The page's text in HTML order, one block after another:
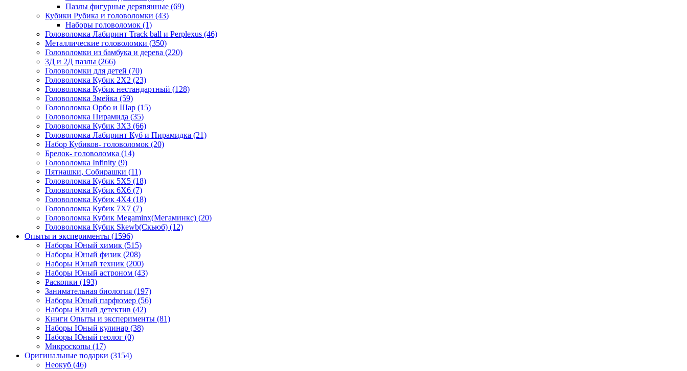
Пазлы фигурные дерявянные (69)
Кубики Рубика и головоломки (43)
Наборы головоломок (1)
Головоломка Лабиринт Track ball и Perplexus (46)
Металлические головоломки (350)
Головоломки из бамбука и дерева (220)
3Д и 2Д пазлы (266)
Головоломки для детей (70)
Головоломка Кубик 2Х2 (23)
Головоломка Кубик нестандартный (128)
Головоломка Змейка (59)
Головоломка Орбо и Шар (15)
Головоломка Пирамида (35)
Головоломка Кубик 3Х3 (66)
Головоломка Лабиринт Куб и Пирамидка (21)
Набор Кубиков- головоломок (20)
Брелок- головоломка (14)
Головоломка Infinity (9)
Пятнашки, Собирашки (11)
Головоломка Кубик 5Х5 (18)
Головоломка Кубик 6Х6 (7)
Головоломка Кубик 4Х4 (18)
Головоломка Кубик 7Х7 (7)
Головоломка Кубик Megaminx(Мегаминкс) (20)
Головоломка Кубик Skewb(Скьюб) (12)
Опыты и эксперименты (1596)
Наборы Юный химик (515)
Наборы Юный физик (208)
Наборы Юный техник (200)
Наборы Юный астроном (43)
Раскопки (193)
Занимательная биология (197)
Наборы Юный парфюмер (56)
Наборы Юный детектив (42)
Книги Опыты и эксперименты (81)
Наборы Юный кулинар (38)
Наборы Юный геолог (0)
Микроскопы (17)
Оригинальные подарки (3154)
Неокуб (46)